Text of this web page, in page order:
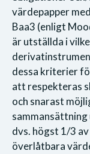
värdepapper
Baa3 (enligt
är utställda i
dessa kriterier
att respekteras
och snarast
dvs. högst 1/3
överlåtbara